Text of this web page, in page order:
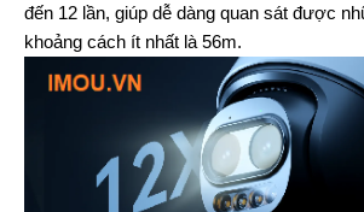
đến 12 lần, giúp dễ dàng quan sát được
khoảng cách ít nhất là 56m.